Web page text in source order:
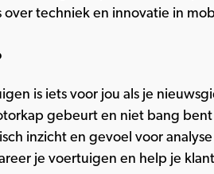
over techniek en innovatie in
is iets voor jou als je
gebeurt en niet bang bent
inzicht en gevoel voor
je voertuigen en help je